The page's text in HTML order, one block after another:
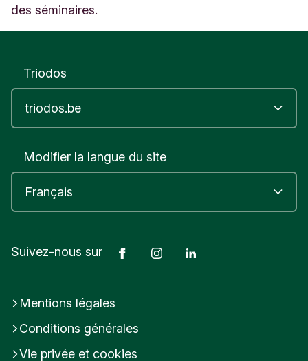
des séminaires.
Triodos
Modifier la langue du site
Suivez-nous sur FacebookInstagram
Mentions légales
Conditions générales
Vie privée et cookies